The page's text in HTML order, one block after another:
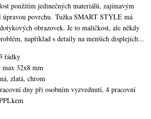
použitím jedinečných materiálů, zajímavým
úpravou povrchu.Tužka SMART STYLE má
obrazovek.Je to maličkost, ale někdy
napříklads detaily na menších displejích...
řádky
32x8 mm
zlatá, chrom
dny při osobním vyzvednutí, 4 pracovní